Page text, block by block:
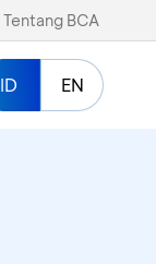
Tentang BCA
ID EN